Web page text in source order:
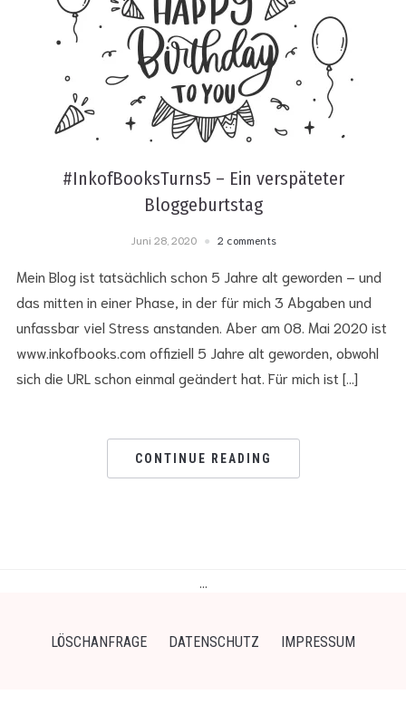
#InkofBooksTurns5 – Ein verspäteter
Bloggeburtstag
Juni 28, 2020 2 comments
Mein Blog ist tatsächlich schon 5 Jahre alt geworden – und
das mitten in einer Phase, in der für mich 3 Abgaben und
unfassbar viel Stress anstanden. Aber am 08. Mai 2020 ist
www.inkofbooks.com offiziell 5 Jahre alt geworden, obwohl
sich die URL schon einmal geändert hat. Für mich ist […]
CONTINUE READING
LÖSCHANFRAGE DATENSCHUTZ IMPRESSUM